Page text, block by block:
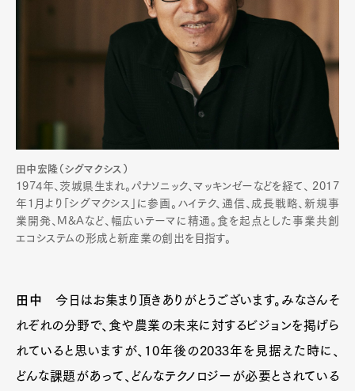
田中宏隆（シグマクシス）
1974年、茨城県生まれ。パナソニック、マッキンゼーなどを経て、 2017
年1月より「シグマクシス」に参画。ハイテク、通信、成長戦略、新規事
業開発、M&Aなど、幅広いテーマに精通。食を起点とした事業共創
エコシステムの形成と新産業の創出を目指す。
田中 今日はお集まり頂きありがとうございます。みなさんそ
れぞれの分野で、食や農業の未来に対するビジョンを掲げら
れていると思いますが、10年後の2033年を見据えた時に、
どんな課題があって、どんなテクノロジーが必要とされている